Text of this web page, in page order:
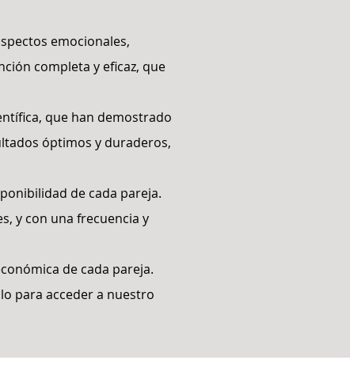
emocionales,
completa y eficaz, que
que han demostrado
óptimos y duraderos,
de cada pareja.
y con una frecuencia y
de cada pareja.
para acceder a nuestro